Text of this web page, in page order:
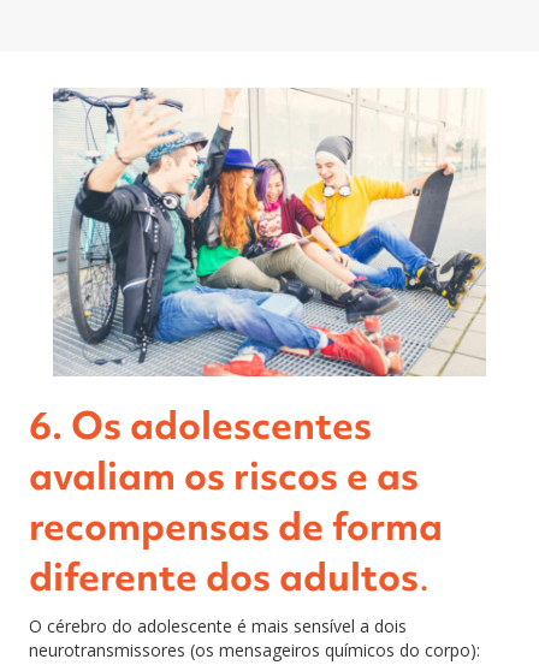
6. Os adolescentes
avaliam os riscos e as
recompensas de forma
diferente dos adultos.
O cérebro do adolescente é mais sensível a dois
neurotransmissores (os mensageiros químicos do corpo):